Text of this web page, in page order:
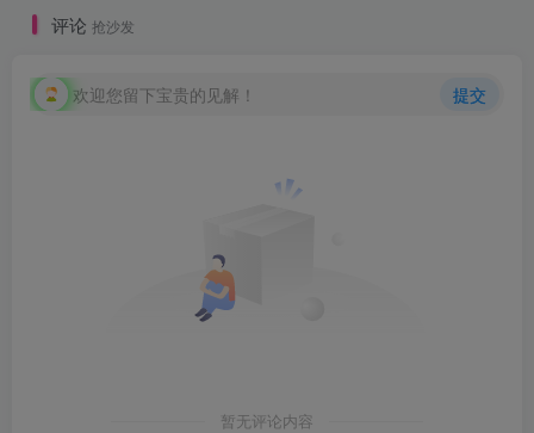
评论 抢沙发
欢迎您留下宝贵的见解！ 提交
暂无评论内容